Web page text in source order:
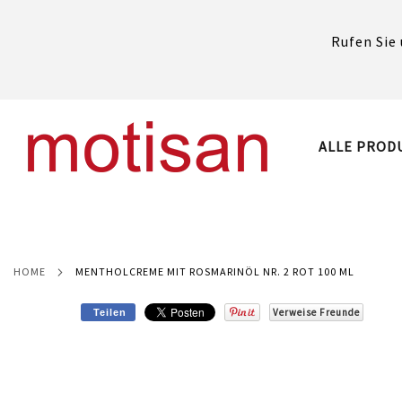
Rufen
ALLE
HOME MENTHOLCREME MIT ROSMARINÖL NR. 2 ROT 100 ML
Teilen Verweise Freunde